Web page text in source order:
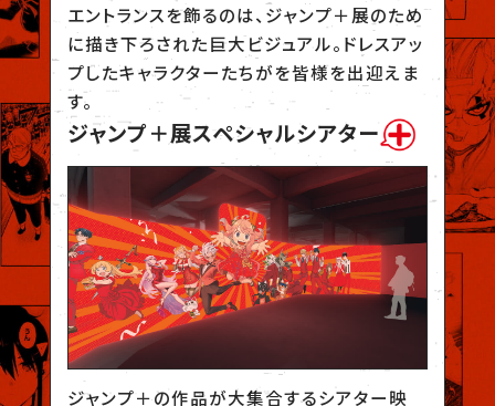
エントランスを飾るのは、ジャンプ＋展のため
に描き下ろされた巨大ビジュアル。ドレスアッ
プしたキャラクターたちがを皆様を出迎えま
す。
ジャンプ＋展スペシャルシアター
ジャンプ＋の作品が大集合するシアター映